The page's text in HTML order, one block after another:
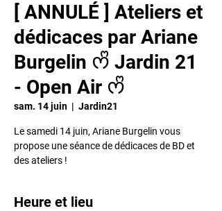
[ ANNULÉ ] Ateliers et
dédicaces par Ariane
Burgelin ᰔᩚ Jardin 21
- Open Air ᰔᩚ
sam. 14 juin
  |
Jardin21
Le samedi 14 juin, Ariane Burgelin vous
propose une séance de dédicaces de BD et
des ateliers !
Heure et lieu